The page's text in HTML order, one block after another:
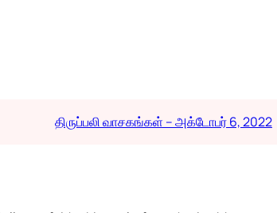
திருப்பலி வாசகங்கள் – அக்டோபர் 6, 2022